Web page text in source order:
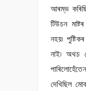
আৰম্ভ
টিউচন
নহয়৷
নাই৷ অথচ
দেখিছিল